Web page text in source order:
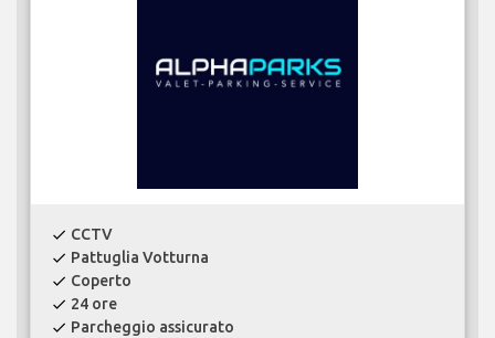
check CCTV
check Pattuglia Votturna
check Coperto
check 24 ore
check Parcheggio assicurato